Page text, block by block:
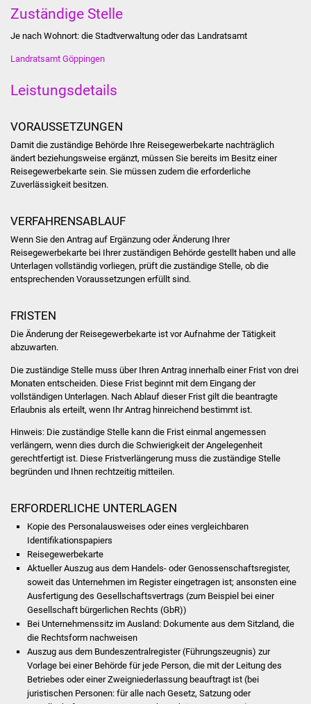
Presse
Dienstleistungen
Lebenslagen
Bürgerinfos
Bildung
Kindergärten
Kolping-Musikschule
Volkshochschule
Soziale Einrichtungen
Kirchen
Jugendhaus
Fachteam Jugend
Kinder- und
Familienzentrum
Stadtwerke
Suenergie
Zuständige Stelle
Je nach Wohnort: die Stadtverwaltung oder das Landratsamt
Landratsamt Göppingen
Leistungsdetails
VORAUSSETZUNGEN
Damit die zuständige Behörde Ihre Reisegewerbekarte nachträglich
ändert beziehungsweise ergänzt, müssen Sie bereits im Besitz einer
Reisegewerbekarte sein. Sie müssen zudem die erforderliche
Zuverlässigkeit besitzen.
VERFAHRENSABLAUF
Wenn Sie den Antrag auf Ergänzung oder Änderung Ihrer
Reisegewerbekarte bei Ihrer zuständigen Behörde gestellt haben und alle
Unterlagen vollständig vorliegen, prüft die zuständige Stelle, ob die
entsprechenden Voraussetzungen erfüllt sind.
FRISTEN
Die Änderung der Reisegewerbekarte ist vor Aufnahme der Tätigkeit
abzuwarten.
Die zuständige Stelle muss über Ihren Antrag innerhalb einer Frist von drei
Monaten entscheiden. Diese Frist beginnt mit dem Eingang der
vollständigen Unterlagen. Nach Ablauf dieser Frist gilt die beantragte
Erlaubnis als erteilt, wenn Ihr Antrag hinreichend bestimmt ist.
Hinweis: Die zuständige Stelle kann die Frist einmal angemessen
verlängern, wenn dies durch die Schwierigkeit der Angelegenheit
gerechtfertigt ist. Diese Fristverlängerung muss die zuständige Stelle
begründen und Ihnen rechtzeitig mitteilen.
ERFORDERLICHE UNTERLAGEN
Kopie des Personalausweises oder eines vergleichbaren
Identifikationspapiers
Reisegewerbekarte
Aktueller Auszug aus dem Handels- oder Genossenschaftsregister,
soweit das Unternehmen im Register eingetragen ist; ansonsten eine
Ausfertigung des Gesellschaftsvertrags (zum Beispiel bei einer
Gesellschaft bürgerlichen Rechts (GbR))
Bei Unternehmenssitz im Ausland: Dokumente aus dem Sitzland, die
die Rechtsform nachweisen
Auszug aus dem Bundeszentralregister (Führungszeugnis) zur
Vorlage bei einer Behörde für jede Person, die mit der Leitung des
Betriebes oder einer Zweigniederlassung beauftragt ist (bei
juristischen Personen: für alle nach Gesetz, Satzung oder